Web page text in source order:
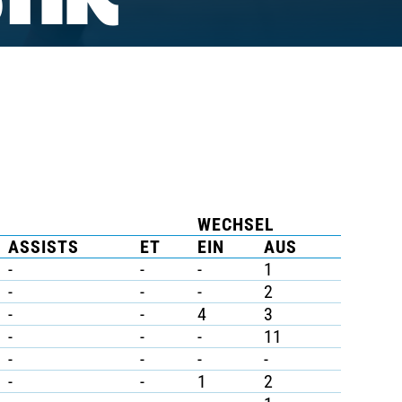
WECHSEL
ASSISTS
ET EIN
AUS
-
- -
1
-
- -
2
-
- 4
3
-
- -
11
-
- -
-
-
- 1
2